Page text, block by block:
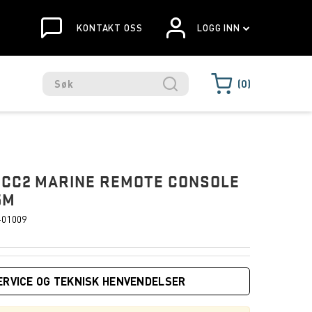
KONTAKT OSS LOGG INN
0
MARINE REMOTE CONSOLE
OG TEKNISK HENVENDELSER